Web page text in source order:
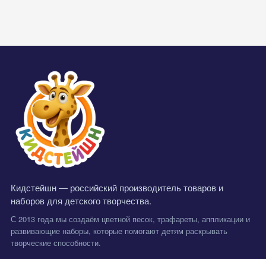
Кидстейшн — российский производитель товаров и
наборов для детского творчества.
С 2013 года мы создаём цветной песок, трафареты, аппликации и
развивающие наборы, которые помогают детям раскрывать
творческие способности.